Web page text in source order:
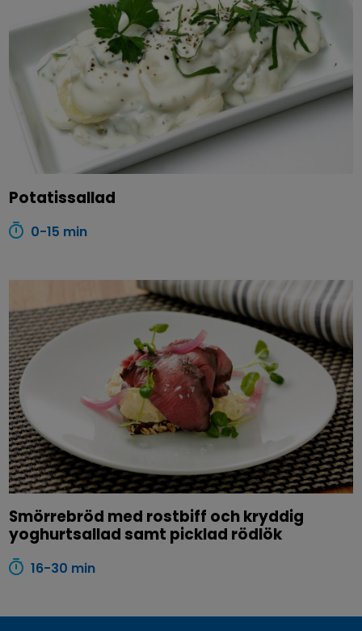
Potatissallad
0-15 min
Smörrebröd med rostbiff och kryddig
yoghurtsallad samt picklad rödlök
16-30 min